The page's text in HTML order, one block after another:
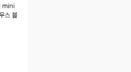
mini
스 블